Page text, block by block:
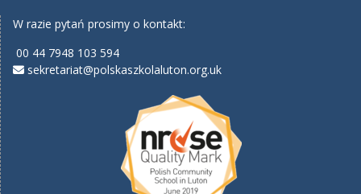
W razie pytań prosimy o kontakt:
00 44 7948 103 594
sekretariat@polskaszkolaluton.org.uk